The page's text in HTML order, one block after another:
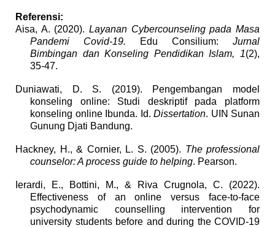
Referensi:
Aisa, A. (2020). Layanan Cybercounseling pada Masa
Pandemi Covid-19.
Edu Consilium: Jurnal
Bimbingan dan Konseling Pendidikan Islam, 1(2),
35-47.
Duniawati, D. S. (2019). Pengembangan model
konseling online: Studi deskriptif pada platform
konseling online Ibunda. Id. Dissertation. UIN Sunan
Gunung Djati Bandung.
Hackney, H., & Cornier, L. S. (2005). The professional
counselor: A process guide to helping. Pearson.
Ierardi, E., Bottini, M., & Riva Crugnola, C. (2022).
Effectiveness of an online versus face-to-face
psychodynamic counselling intervention for
university students before and during the COVID-19